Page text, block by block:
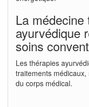
La
ayurvédique
soins
Les thérapies
traitements
du corps médical.